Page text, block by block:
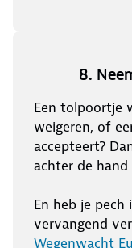
8.
Een tolpoortje
weigeren, of
accepteert?
achter de hand
En heb je
vervangend
Wegenwacht